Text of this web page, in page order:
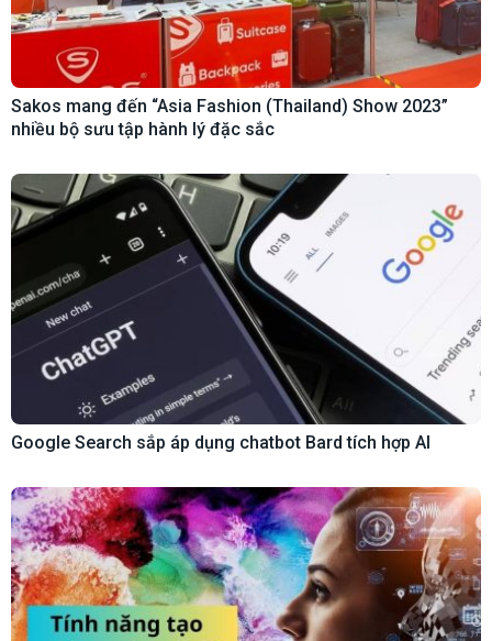
Sakos mang đến “Asia Fashion (Thailand) Show 2023”
nhiều bộ sưu tập hành lý đặc sắc
Google Search sắp áp dụng chatbot Bard tích hợp AI